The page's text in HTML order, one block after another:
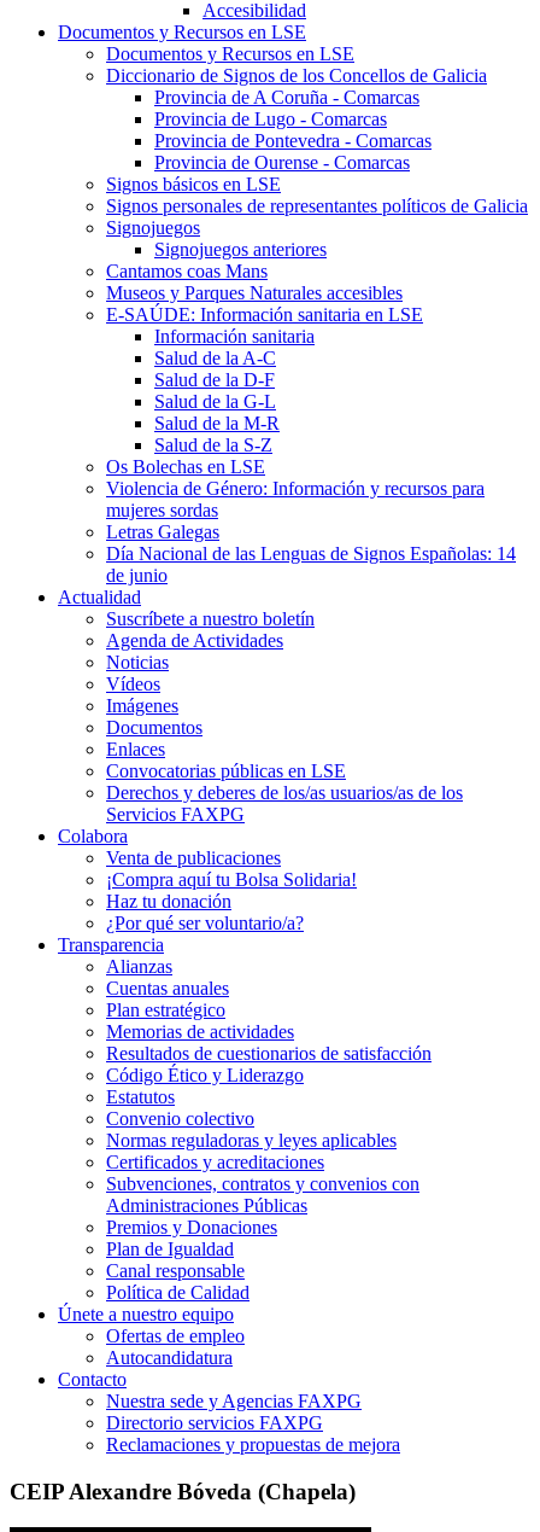
Accesibilidad
Documentos y Recursos en LSE
Documentos y Recursos en LSE
Diccionario de Signos de los Concellos de Galicia
Provincia de A Coruña - Comarcas
Provincia de Lugo - Comarcas
Provincia de Pontevedra - Comarcas
Provincia de Ourense - Comarcas
Signos básicos en LSE
Signos personales de representantes políticos de Galicia
Signojuegos
Signojuegos anteriores
Cantamos coas Mans
Museos y Parques Naturales accesibles
E-SAÚDE: Información sanitaria en LSE
Información sanitaria
Salud de la A-C
Salud de la D-F
Salud de la G-L
Salud de la M-R
Salud de la S-Z
Os Bolechas en LSE
Violencia de Género: Información y recursos para
mujeres sordas
Letras Galegas
Día Nacional de las Lenguas de Signos Españolas: 14
de junio
Actualidad
Suscríbete a nuestro boletín
Agenda de Actividades
Noticias
Vídeos
Imágenes
Documentos
Enlaces
Convocatorias públicas en LSE
Derechos y deberes de los/as usuarios/as de los
Servicios FAXPG
Colabora
Venta de publicaciones
¡Compra aquí tu Bolsa Solidaria!
Haz tu donación
¿Por qué ser voluntario/a?
Transparencia
Alianzas
Cuentas anuales
Plan estratégico
Memorias de actividades
Resultados de cuestionarios de satisfacción
Código Ético y Liderazgo
Estatutos
Convenio colectivo
Normas reguladoras y leyes aplicables
Certificados y acreditaciones
Subvenciones, contratos y convenios con
Administraciones Públicas
Premios y Donaciones
Plan de Igualdad
Canal responsable
Política de Calidad
Únete a nuestro equipo
Ofertas de empleo
Autocandidatura
Contacto
Nuestra sede y Agencias FAXPG
Directorio servicios FAXPG
Reclamaciones y propuestas de mejora
CEIP Alexandre Bóveda (Chapela)